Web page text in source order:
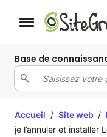
Bouton de navigation mobile
Base de
Accueil / Site web /
je l’annuler et installer